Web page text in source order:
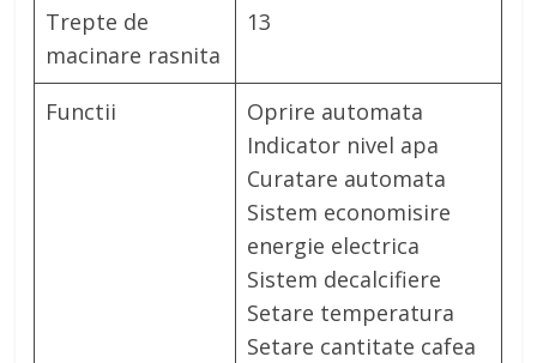
Trepte de
macinare rasnita
13
Functii
Oprire automata
Indicator nivel apa
Curatare automata
Sistem economisire
energie electrica
Sistem decalcifiere
Setare temperatura
Setare cantitate cafea